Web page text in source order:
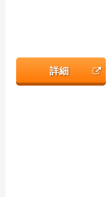
詳細